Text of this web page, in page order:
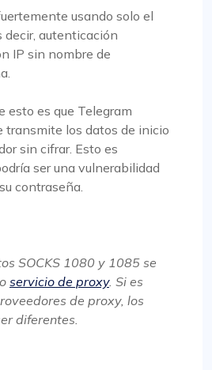
usando solo el
decir, autenticación
IP sin nombre de
esto es que Telegram
los datos de inicio
sin cifrar. Esto es
ser una vulnerabilidad
contraseña.
SOCKS 1080 y 1085 se
servicio de proxy. Si es
de proxy, los
diferentes.